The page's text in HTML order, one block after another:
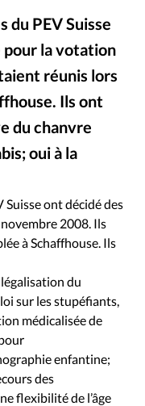
religieuse
Religions
du PEV Suisse
pour la votation
réunis lors
Ils ont
du chanvre
oui à la
Suisse ont décidé des
2008. Ils
à Schaffhouse. Ils
du
sur les stupéfiants,
médicalisée de
enfantine;
des
flexibilité de l’âge